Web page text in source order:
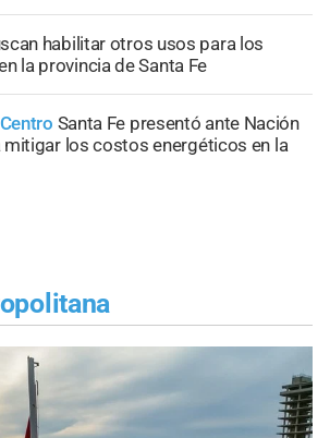
habilitar otros usos para los
la provincia de Santa Fe
Santa Fe presentó ante Nación
mitigar los costos energéticos en la